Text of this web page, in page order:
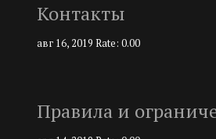
Контакты
авг 16, 2019 Rate: 0.00
Правила и